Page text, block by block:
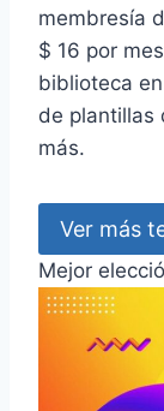
membresía
$ 16 por
biblioteca
de plantillas
más.
Ver más
Mejor